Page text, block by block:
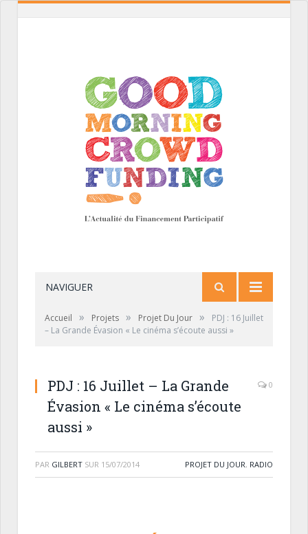
NAVIGUER
Accueil » Projets » Projet Du Jour »
PDJ : 16 Juillet
– La Grande Évasion « Le cinéma s’écoute aussi »
PDJ : 16 Juillet – La Grande
Évasion « Le cinéma s’écoute
aussi »
0
PAR GILBERT SUR 15/07/2014 PROJET DU JOUR, RADIO